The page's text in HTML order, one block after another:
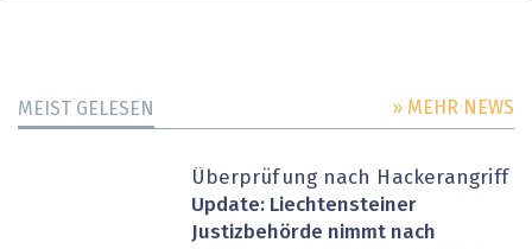
MEIST GELESEN » MEHR NEWS
Überprüfung nach Hackerangriff
Update: Liechtensteiner
Justizbehörde nimmt nach